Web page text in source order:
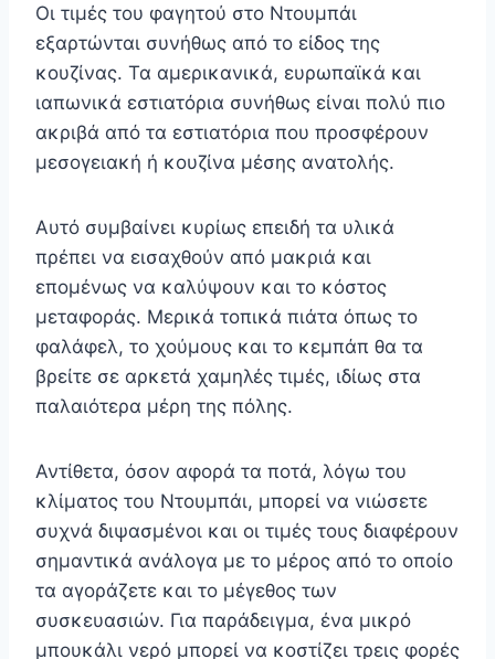
Οι τιμές του φαγητού στο Ντουμπάι
εξαρτώνται συνήθως από το είδος της
κουζίνας. Τα αμερικανικά, ευρωπαϊκά και
ιαπωνικά εστιατόρια συνήθως είναι πολύ πιο
ακριβά από τα εστιατόρια που προσφέρουν
μεσογειακή ή κουζίνα μέσης ανατολής.
Αυτό συμβαίνει κυρίως επειδή τα υλικά
πρέπει να εισαχθούν από μακριά και
επομένως να καλύψουν και το κόστος
μεταφοράς. Μερικά τοπικά πιάτα όπως το
φαλάφελ, το χούμους και το κεμπάπ θα τα
βρείτε σε αρκετά χαμηλές τιμές, ιδίως στα
παλαιότερα μέρη της πόλης.
Αντίθετα, όσον αφορά τα ποτά, λόγω του
κλίματος του Ντουμπάι, μπορεί να νιώσετε
συχνά διψασμένοι και οι τιμές τους διαφέρουν
σημαντικά ανάλογα με το μέρος από το οποίο
τα αγοράζετε και το μέγεθος των
συσκευασιών. Για παράδειγμα, ένα μικρό
μπουκάλι νερό μπορεί να κοστίζει τρεις φορές